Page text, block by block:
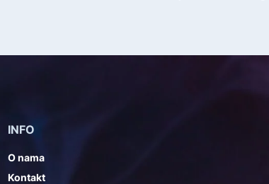
INFO
O nama
Kontakt